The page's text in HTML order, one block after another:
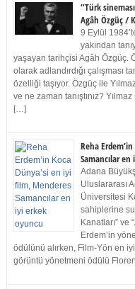
“Türk
Agâh Özgüç /
9 Eylül
yakından
yaşayan tarihçisi Agâh Özgüç.
olarak adlandırdığı çalışması
özelliği taşıyor. Özgüç ile
ve ne zaman tanıştınız?
[…]
Reha
Samancılar
Adana
Uluslararası
Üniversitesi
sahiplerine
Kanatları” ve
Erdem’in
ödülünü alırken, Film-Yön en
görüntü yönetmeni ödülü